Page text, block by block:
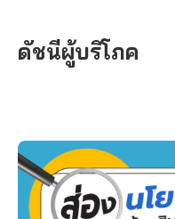
ดัชนีผู้บริโภค